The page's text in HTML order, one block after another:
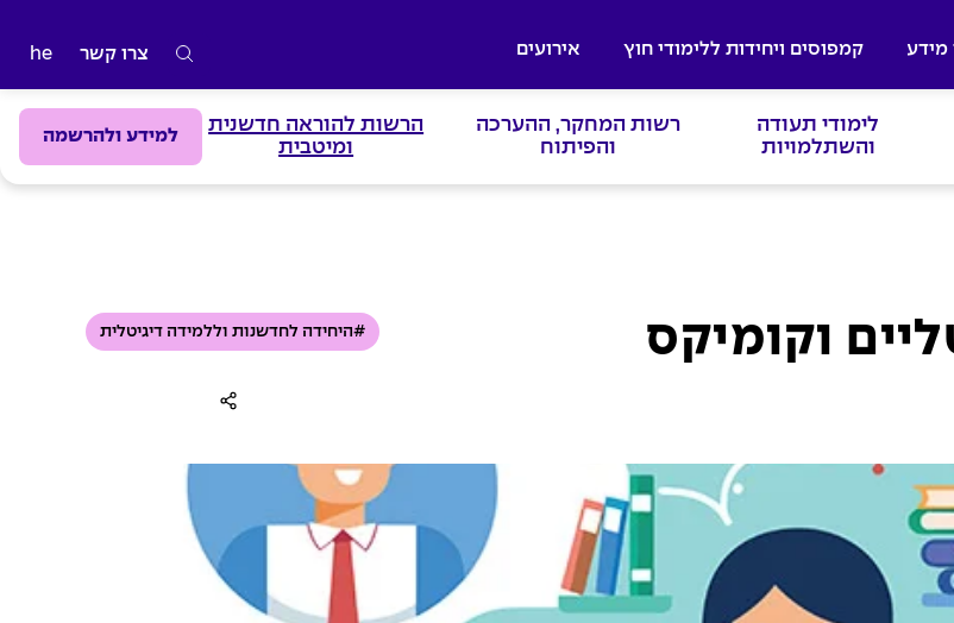
מידע קמפוסים ויחידות ללימודי חוץ
אירועים
ל
ד
ם
צרו קשר he
לימודי תעודה
והשתלמויות
רשות המחקר, ההערכה
והפיתוח
הרשות להוראה חדשנית
ומיטבית
למידע ולהרשמה
וקומיקס #היחידה לחדשנות וללמידה דיגיטלית